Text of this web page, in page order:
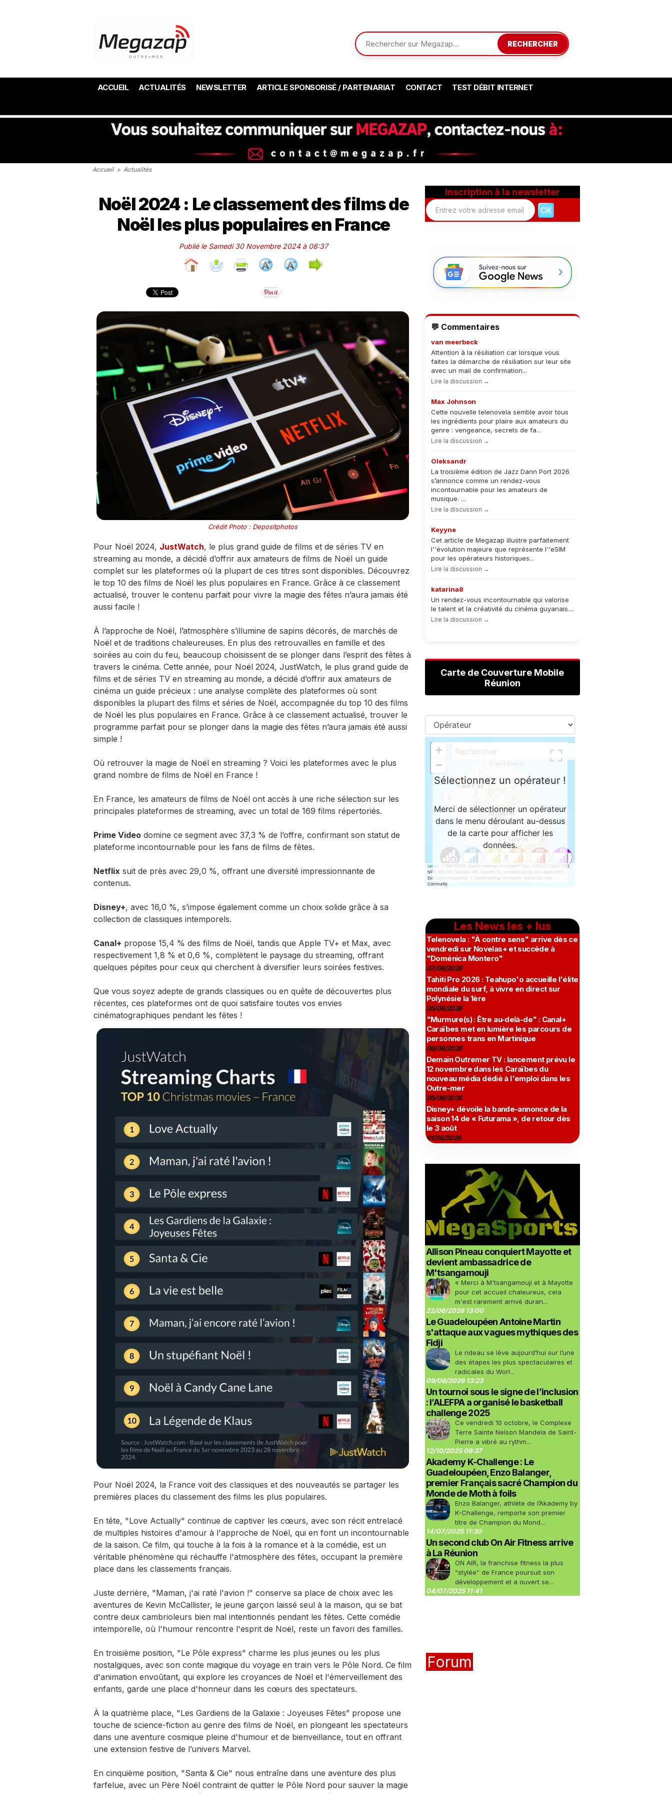
RECHERCHER
ACCUEIL ACTUALITÉS NEWSLETTER ARTICLE SPONSORISÉ / PARTENARIAT CONTACT TEST DÉBIT INTERNET
Accueil > Actualités
Noël 2024 : Le classement des films de
Noël les plus populaires en France
Publié le Samedi 30 Novembre 2024 à 08:37
Crédit Photo : Depositphotos
Pour Noël 2024, JustWatch, le plus grand guide de films et de séries TV en
streaming au monde, a décidé d’offrir aux amateurs de films de Noël un guide
complet sur les plateformes où la plupart de ces titres sont disponibles. Découvrez
le top 10 des films de Noël les plus populaires en France. Grâce à ce classement
actualisé, trouver le contenu parfait pour vivre la magie des fêtes n’aura jamais été
aussi facile !
À l’approche de Noël, l’atmosphère s’illumine de sapins décorés, de marchés de
Noël et de traditions chaleureuses. En plus des retrouvailles en famille et des
soirées au coin du feu, beaucoup choisissent de se plonger dans l’esprit des fêtes à
travers le cinéma. Cette année, pour Noël 2024, JustWatch, le plus grand guide de
films et de séries TV en streaming au monde, a décidé d’offrir aux amateurs de
cinéma un guide précieux : une analyse complète des plateformes où sont
disponibles la plupart des films et séries de Noël, accompagnée du top 10 des films
de Noël les plus populaires en France. Grâce à ce classement actualisé, trouver le
programme parfait pour se plonger dans la magie des fêtes n’aura jamais été aussi
simple !
Où retrouver la magie de Noël en streaming ? Voici les plateformes avec le plus
grand nombre de films de Noël en France !
En France, les amateurs de films de Noël ont accès à une riche sélection sur les
principales plateformes de streaming, avec un total de 169 films répertoriés.
Prime Videodomine ce segment avec 37,3 % de l’offre, confirmant son statut de
plateforme incontournable pour les fans de films de fêtes.
Netflix suit de près avec 29,0 %, offrant une diversité impressionnante de
contenus.
Disney+, avec 16,0 %, s’impose également comme un choix solide grâce à sa
collection de classiques intemporels.
Canal+ propose 15,4 % des films de Noël, tandis que Apple TV+ et Max, avec
respectivement 1,8 % et 0,6 %, complètent le paysage du streaming, offrant
quelques pépites pour ceux qui cherchent à diversifier leurs soirées festives.
Que vous soyez adepte de grands classiques ou en quête de découvertes plus
récentes, ces plateformes ont de quoi satisfaire toutes vos envies
cinématographiques pendant les fêtes !
Pour Noël 2024, la France voit des classiques et des nouveautés se partager les
premières places du classement des films les plus populaires.
En tête, "Love Actually" continue de captiver les cœurs, avec son récit entrelacé
de multiples histoires d'amour à l'approche de Noël, qui en font un incontournable
de la saison. Ce film, qui touche à la fois à la romance et à la comédie, est un
véritable phénomène qui réchauffe l'atmosphère des fêtes, occupant la première
place dans les classements français.
Juste derrière, "Maman, j'ai raté l'avion !" conserve sa place de choix avec les
aventures de Kevin McCallister, le jeune garçon laissé seul à la maison, qui se bat
contre deux cambrioleurs bien mal intentionnés pendant les fêtes. Cette comédie
intemporelle, où l'humour rencontre l'esprit de Noël, reste un favori des familles.
En troisième position, "Le Pôle express" charme les plus jeunes ou les plus
nostalgiques, avec son conte magique du voyage en train vers le Pôle Nord. Ce film
d'animation envoûtant, qui explore les croyances de Noël et l'émerveillement des
enfants, garde une place d'honneur dans les cœurs des spectateurs.
À la quatrième place, "Les Gardiens de la Galaxie : Joyeuses Fêtes” propose une
touche de science-fiction au genre des films de Noël, en plongeant les spectateurs
dans une aventure cosmique pleine d'humour et de bienveillance, tout en offrant
une extension festive de l’univers Marvel.
En cinquième position, "Santa & Cie" nous entraîne dans une aventure des plus
farfelue, avec un Père Noël contraint de quitter le Pôle Nord pour sauver la magie
Inscription à la newsletter
💬 Commentaires
van meerbeck
Attention à la résiliation car lorsque vous
faites la démarche de résiliation sur leur site
avec un mail de confirmation...
Lire la discussion →
Max Johnson
Cette nouvelle telenovela semble avoir tous
les ingrédients pour plaire aux amateurs du
genre : vengeance, secrets de fa...
Lire la discussion →
Oleksandr
La troisième édition de Jazz Dann Port 2026
s’annonce comme un rendez-vous
incontournable pour les amateurs de
musique. ...
Lire la discussion →
Keyyne
Cet article de Megazap illustre parfaitement
l''évolution majeure que représente l''eSIM
pour les opérateurs historiques...
Lire la discussion →
katarina8
Un rendez-vous incontournable qui valorise
le talent et la créativité du cinéma guyanais....
Lire la discussion →
Carte de Couverture Mobile
Réunion
Les News les + lus
Telenovela : "À contre sens" arrive dès ce
vendredi sur Novelas+ et succède à
"Doménica Montero"
07/08/2026
Tahiti Pro 2026 : Teahupo'o accueille l'élite
mondiale du surf, à vivre en direct sur
Polynésie la 1ère
05/08/2026
"Murmure(s) : Être au-delà-de" : Canal+
Caraïbes met en lumière les parcours de
personnes trans en Martinique
06/08/2026
Demain Outremer TV : lancement prévu le
12 novembre dans les Caraïbes du
nouveau média dédié à l'emploi dans les
Outre-mer
05/08/2026
Disney+ dévoile la bande-annonce de la
saison 14 de « Futurama », de retour dès
le 3 août
01/08/2026
Allison Pineau conquiert Mayotte et
devient ambassadrice de
M'tsangamouji
« Merci à M'tsangamouji et à Mayotte
pour cet accueil chaleureux, cela
m'est rarement arrivé duran...
22/06/2026 13:00
Le Guadeloupéen Antoine Martin
s'attaque aux vagues mythiques des
Fidji
Le rideau se lève aujourd’hui sur l’une
des étapes les plus spectaculaires et
radicales du Worl...
09/06/2026 13:23
Un tournoi sous le signe de l’inclusion
: l’ALEFPA a organisé le basketball
challenge 2025
Ce vendredi 10 octobre, le Complexe
Terre Sainte Nelson Mandela de Saint-
Pierre a vibré au rythm...
12/10/2025 09:37
Akademy K-Challenge : Le
Guadeloupéen, Enzo Balanger,
premier Français sacré Champion du
Monde de Moth à foils
Enzo Balanger, athlète de l’Akademy by
K-Challenge, remporte son premier
titre de Champion du Mond...
14/07/2025 11:30
Un second club On Air Fitness arrive
à La Réunion
ON AIR, la franchise fitness la plus
“stylée” de France poursuit son
développement et a ouvert se...
04/07/2025 11:41
Forum